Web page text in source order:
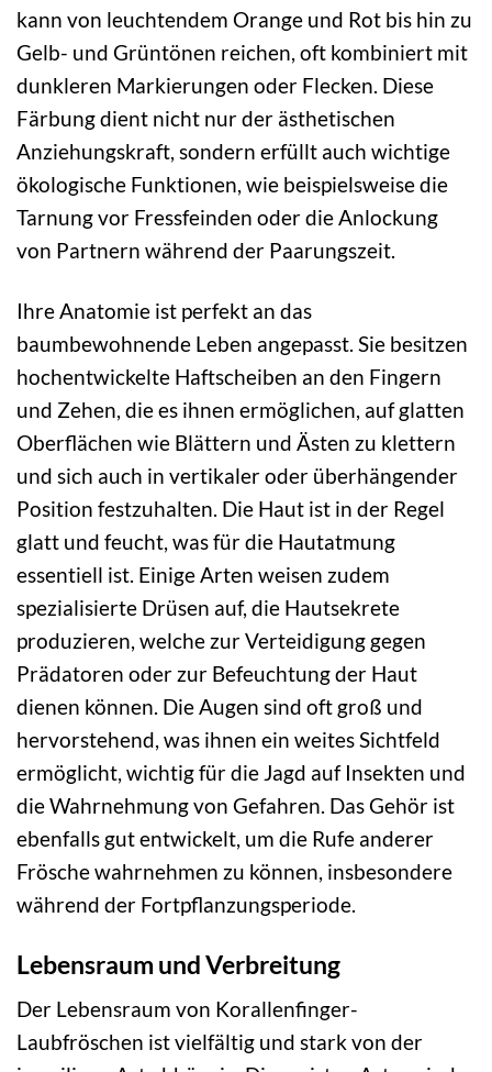
kann von leuchtendem Orange und Rot bis hin zu
Gelb- und Grüntönen reichen, oft kombiniert mit
dunkleren Markierungen oder Flecken. Diese
Färbung dient nicht nur der ästhetischen
Anziehungskraft, sondern erfüllt auch wichtige
ökologische Funktionen, wie beispielsweise die
Tarnung vor Fressfeinden oder die Anlockung
von Partnern während der Paarungszeit.
Ihre Anatomie ist perfekt an das
baumbewohnende Leben angepasst. Sie besitzen
hochentwickelte Haftscheiben an den Fingern
und Zehen, die es ihnen ermöglichen, auf glatten
Oberflächen wie Blättern und Ästen zu klettern
und sich auch in vertikaler oder überhängender
Position festzuhalten. Die Haut ist in der Regel
glatt und feucht, was für die Hautatmung
essentiell ist. Einige Arten weisen zudem
spezialisierte Drüsen auf, die Hautsekrete
produzieren, welche zur Verteidigung gegen
Prädatoren oder zur Befeuchtung der Haut
dienen können. Die Augen sind oft groß und
hervorstehend, was ihnen ein weites Sichtfeld
ermöglicht, wichtig für die Jagd auf Insekten und
die Wahrnehmung von Gefahren. Das Gehör ist
ebenfalls gut entwickelt, um die Rufe anderer
Frösche wahrnehmen zu können, insbesondere
während der Fortpflanzungsperiode.
Lebensraum und Verbreitung
Der Lebensraum von Korallenfinger-
Laubfröschen ist vielfältig und stark von der